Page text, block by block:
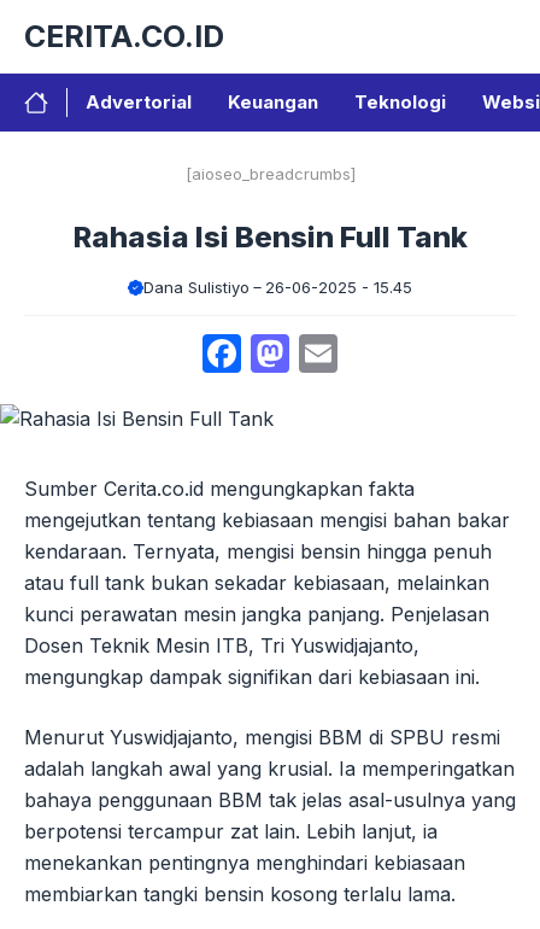
isi
CERITA.CO.ID
Advertorial Keuangan Teknologi
[aioseo_breadcrumbs]
Rahasia Isi Bensin Full Tank
Dana Sulistiyo 26-06-2025 - 15.45
Facebook
Mastodon
Sumber Cerita.co.id mengungkapkan fakta
mengejutkan tentang kebiasaan mengisi bahan bakar
kendaraan. Ternyata, mengisi bensin hingga penuh
atau full tank bukan sekadar kebiasaan, melainkan
kunci perawatan mesin jangka panjang. Penjelasan
Dosen Teknik Mesin ITB, Tri Yuswidjajanto,
mengungkap dampak signifikan dari kebiasaan ini.
Menurut Yuswidjajanto, mengisi BBM di SPBU resmi
adalah langkah awal yang krusial. Ia memperingatkan
bahaya penggunaan BBM tak jelas asal-usulnya yang
berpotensi tercampur zat lain. Lebih lanjut, ia
menekankan pentingnya menghindari kebiasaan
membiarkan tangki bensin kosong terlalu lama.